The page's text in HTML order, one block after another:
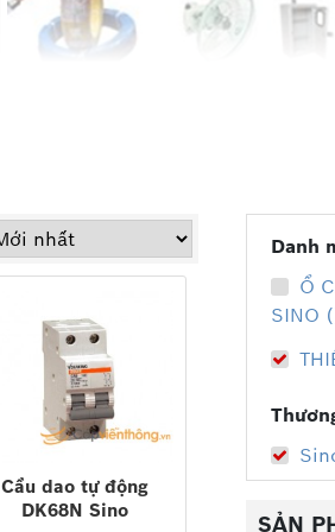
Cầu dao tự động
DK68N Sino
Danh
Ổ
SINO
SẢN